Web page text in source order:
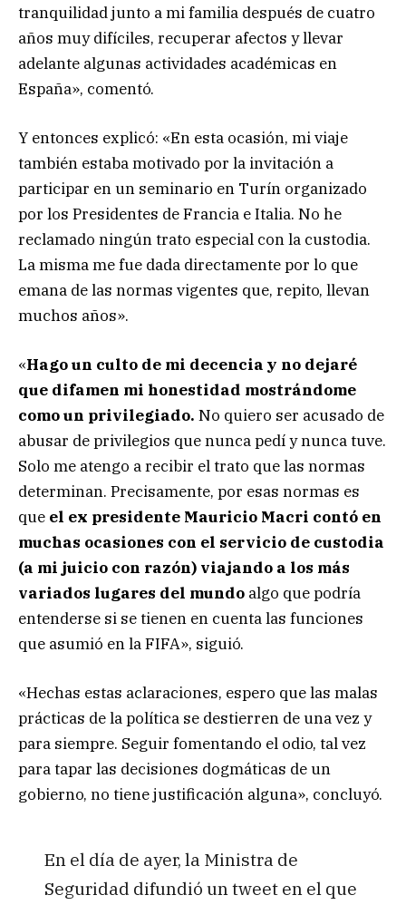
tranquilidad junto a mi familia después de cuatro
años muy difíciles, recuperar afectos y llevar
adelante algunas actividades académicas en
España», comentó.
Y entonces explicó: «En esta ocasión, mi viaje
también estaba motivado por la invitación a
participar en un seminario en Turín organizado
por los Presidentes de Francia e Italia. No he
reclamado ningún trato especial con la custodia.
La misma me fue dada directamente por lo que
emana de las normas vigentes que, repito, llevan
muchos años».
«Hago un culto de mi decencia y no dejaré
que difamen mi honestidad mostrándome
como un privilegiado. No quiero ser acusado de
abusar de privilegios que nunca pedí y nunca tuve.
Solo me atengo a recibir el trato que las normas
determinan. Precisamente, por esas normas es
que el ex presidente Mauricio Macri contó en
muchas ocasiones con el servicio de custodia
(a mi juicio con razón) viajando a los más
variados lugares del mundo algo que podría
entenderse si se tienen en cuenta las funciones
que asumió en la FIFA», siguió.
«Hechas estas aclaraciones, espero que las malas
prácticas de la política se destierren de una vez y
para siempre. Seguir fomentando el odio, tal vez
para tapar las decisiones dogmáticas de un
gobierno, no tiene justificación alguna», concluyó.
En el día de ayer, la Ministra de
Seguridad difundió un tweet en el que